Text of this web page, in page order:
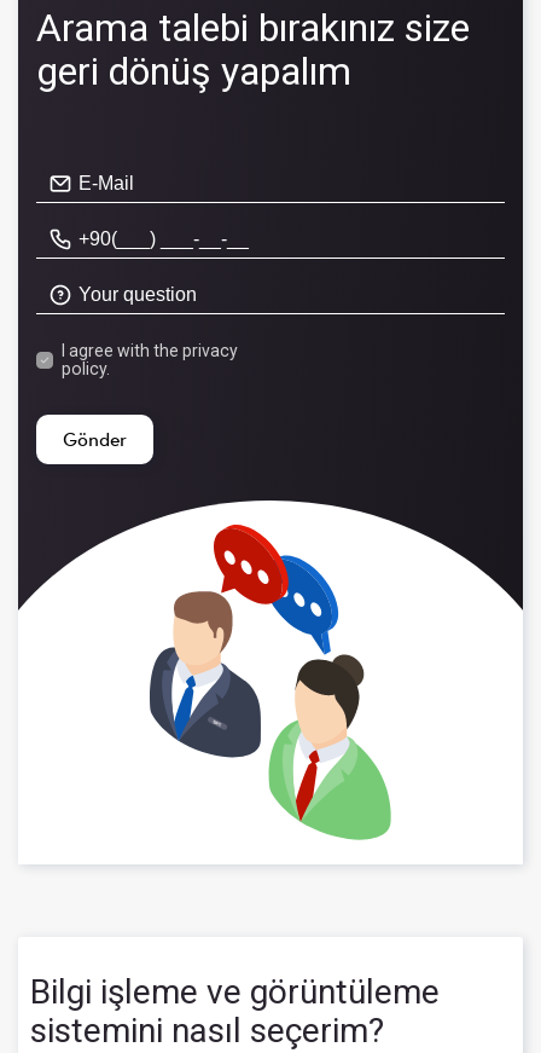
Arama talebi bırakınız size
geri dönüş yapalım
Gönder
I agree with the privacy
policy.
Bilgi işleme ve görüntüleme
sistemini nasıl seçerim?